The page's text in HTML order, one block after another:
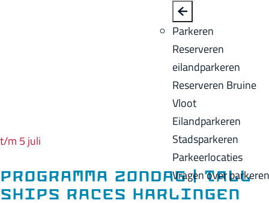
a
a
B
a
c
k
Parkeren
Reserveren
eilandparkeren
Reserveren Bruine
Vloot
Eilandparkeren
Stadsparkeren
Parkeerlocaties
Vragen over parkeren
t/m 5 juli
Programma zondag | Tall
Ships Races Harlingen